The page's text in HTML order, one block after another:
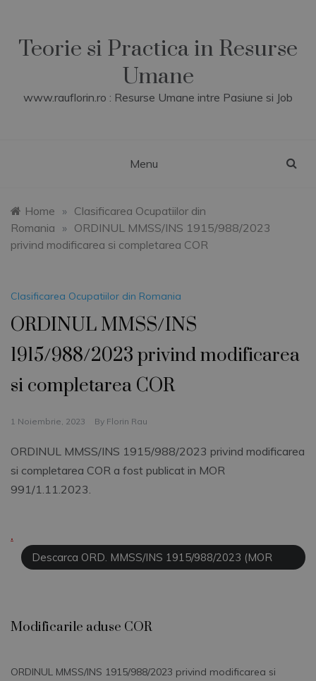
contentTeorie si Practica in Resurse
Umane
www.rauflorin.ro : Resurse Umane intre Pasiune si Job
Menu
Home » Clasificarea Ocupatiilor din
Romania » ORDINUL MMSS/INS 1915/988/2023
privind modificarea si completarea COR
Clasificarea Ocupatiilor din Romania
ORDINUL MMSS/INS
1915/988/2023 privind modificarea
si completarea COR
1 Noiembrie, 2023 By Florin Rau
ORDINUL MMSS/INS 1915/988/2023 privind modificarea
si completarea COR a fost publicat in MOR
991/1.11.2023.
.
Descarca ORD. MMSS/INS 1915/988/2023 (MOR
Modificarile aduse COR
ORDINUL MMSS/INS 1915/988/2023 privind modificarea si